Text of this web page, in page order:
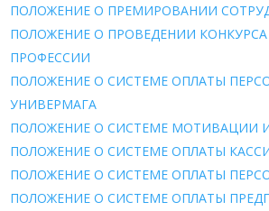
ПОЛОЖЕНИЕ О ПРЕМИРОВАНИИ
ПОЛОЖЕНИЕ О ПРОВЕДЕНИИ
ПРОФЕССИИ
ПОЛОЖЕНИЕ О СИСТЕМЕ ОПЛАТЫ
УНИВЕРМАГА
ПОЛОЖЕНИЕ О СИСТЕМЕ МОТИВАЦИИ
ПОЛОЖЕНИЕ О СИСТЕМЕ ОПЛАТЫ
ПОЛОЖЕНИЕ О СИСТЕМЕ ОПЛАТЫ
ПОЛОЖЕНИЕ О СИСТЕМЕ ОПЛАТЫ